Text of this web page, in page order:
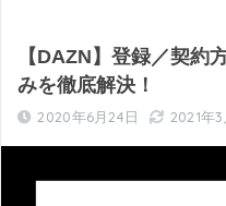
【DAZN】登録／契約
みを徹底解決！
2020年6月24日 2021年3